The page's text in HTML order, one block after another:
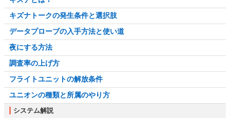
キズナトークの発生条件と選択肢
データプローブの入手方法と使い道
夜にする方法
調査率の上げ方
フライトユニットの解放条件
ユニオンの種類と所属のやり方
システム解説